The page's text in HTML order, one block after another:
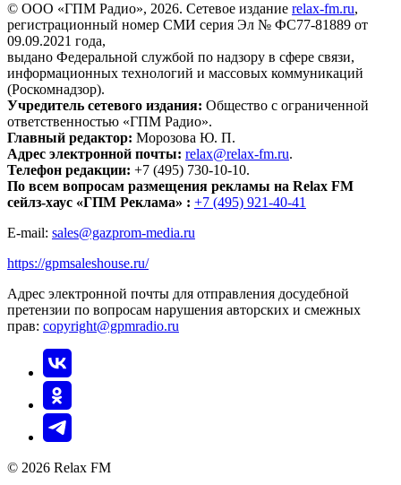
© ООО «ГПМ Радио», 2026. Сетевое издание relax-fm.ru,
регистрационный номер СМИ серия Эл № ФС77-81889 от
09.09.2021 года,
выдано Федеральной службой по надзору в сфере связи,
информационных технологий и массовых коммуникаций
(Роскомнадзор).
Учредитель сетевого издания: Общество с ограниченной
ответственностью «ГПМ Радио».
Главный редактор: Морозова Ю. П.
Адрес электронной почты: relax@relax-fm.ru.
Телефон редакции: +7 (495) 730-10-10.
По всем вопросам размещения рекламы на Relax FM
сейлз-хаус «ГПМ Реклама» : +7 (495) 921-40-41
E-mail: sales@gazprom-media.ru
https://gpmsaleshouse.ru/
Адрес электронной почты для отправления досудебной
претензии по вопросам нарушения авторских и смежных
прав: copyright@gpmradio.ru
© 2026 Relax FM